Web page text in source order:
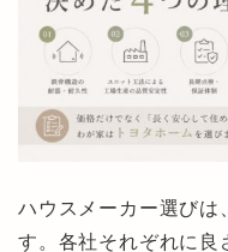
ハウスメーカー選びは
す。各社それぞれに良